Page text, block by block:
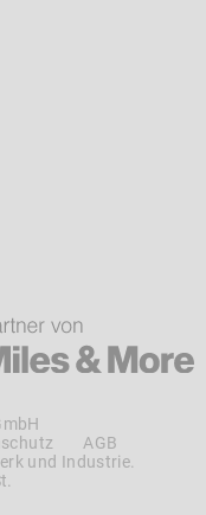
und Industrie.
AGB